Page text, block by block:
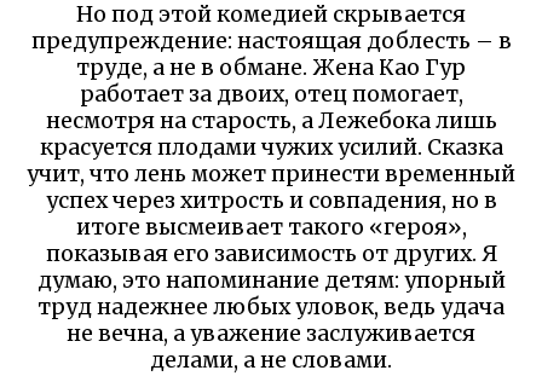
Но под этой комедией скрывается
предупреждение: настоящая доблесть – в
труде, а не в обмане. Жена Као Гур
работает за двоих, отец помогает,
несмотря на старость, а Лежебока лишь
красуется плодами чужих усилий. Сказка
учит, что лень может принести временный
успех через хитрость и совпадения, но в
итоге высмеивает такого «героя»,
показывая его зависимость от других. Я
думаю, это напоминание детям: упорный
труд надежнее любых уловок, ведь удача
не вечна, а уважение заслуживается
делами, а не словами.